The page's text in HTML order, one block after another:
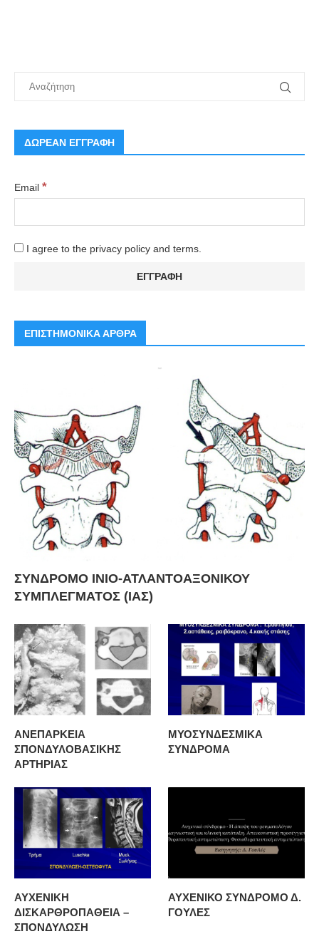
ΔΩΡΕΑΝ ΕΓΓΡΑΦΗ
Email *
I agree to the privacy policy and terms.
ΕΠΙΣΤΗΜΟΝΙΚΑ ΑΡΘΡΑ
ΣΥΝΔΡΟΜΟ ΙΝΙΟ-ΑΤΛΑΝΤΟΑΞΟΝΙΚΟΥ
ΣΥΜΠΛΕΓΜΑΤΟΣ (ΙΑΣ)
ΑΝΕΠΑΡΚΕΙΑ
ΣΠΟΝΔΥΛΟΒΑΣΙΚΗΣ
ΑΡΤΗΡΙΑΣ
ΜΥΟΣΥΝΔΕΣΜΙΚΑ
ΣΥΝΔΡΟΜΑ
ΑΥΧΕΝΙΚΗ
ΔΙΣΚΑΡΘΡΟΠΑΘΕΙΑ –
ΣΠΟΝΔΥΛΩΣΗ
ΑΥΧΕΝΙΚΟ ΣΥΝΔΡΟΜΟ Δ.
ΓΟΥΛΕΣ